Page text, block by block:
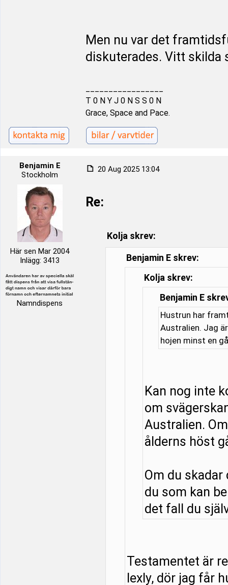
Men nu var det
diskuterades. Vitt skilda
T 0 N Y J 0 N S S 0 N
Grace, Space and Pace.
Benjamin E
Stockholm
Här sen Mar 2004
Inlägg: 3413
Namndispens
20 Aug 2025 13:04
Re:
Kolja skrev:
Benjamin E skrev:
Kolja skrev:
Benjamin E
Hustrun har
Australien. Jag
hojen minst en
Kan nog inte
om
Australien.
ålderns höst
Om du
du som kan
det fall du
Testamentet är
lexly, dör jag får